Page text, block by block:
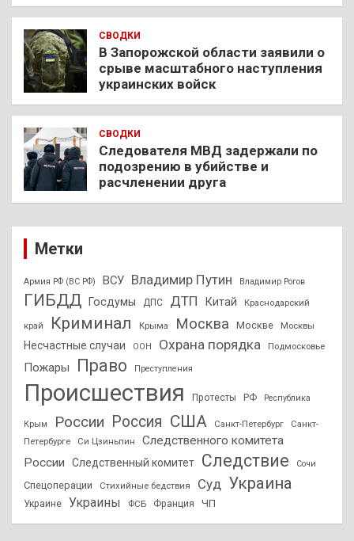
СВОДКИ
В Запорожской области заявили о
срыве масштабного наступления
украинских войск
СВОДКИ
Следователя МВД задержали по
подозрению в убийстве и
расчленении друга
Метки
Армия РФ (ВС РФ) ВСУ Владимир Путин Владимир Рогов
ГИБДД Госдумы ДПС ДТП Китай Краснодарский
край Криминал Крыма Москва Москве Москвы
Несчастные случаи ООН Охрана порядка Подмосковье
Пожары Право Преступления
Происшествия Протесты РФ Республика
Крым России Россия США Санкт-Петербург
Санкт-
Петербурге
Си Цзиньпин
Следственного комитета
России
Следственный комитет Следствие Сочи
Спецоперации Стихийные бедствия Суд Украина
Украине Украины ФСБ Франция ЧП